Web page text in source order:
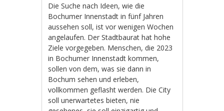
Die Suche nach Ideen, wie die
Bochumer Innenstadt in fünf Jahren
aussehen soll, ist vor wenigen Wochen
angelaufen. Der Stadtbaurat hat hohe
Ziele vorgegeben. Menschen, die 2023
in Bochumer Innenstadt kommen,
sollen von dem, was sie dann in
Bochum sehen und erleben,
vollkommen geflasht werden. Die City
soll unerwartetes bieten, nie